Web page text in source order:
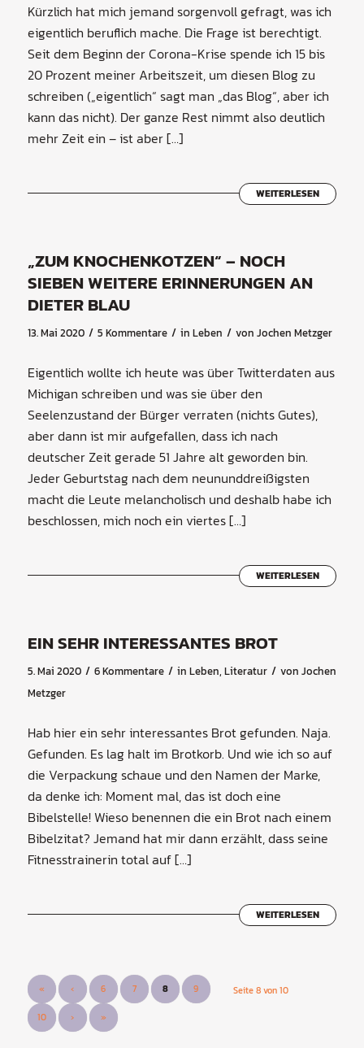
Kürzlich hat mich jemand sorgenvoll gefragt, was ich
eigentlich beruflich mache. Die Frage ist berechtigt.
Seit dem Beginn der Corona-Krise spende ich 15 bis
20 Prozent meiner Arbeitszeit, um diesen Blog zu
schreiben („eigentlich“ sagt man „das Blog“, aber ich
kann das nicht). Der ganze Rest nimmt also deutlich
mehr Zeit ein – ist aber […]
WEITERLESEN
„ZUM KNOCHENKOTZEN“ – NOCH
SIEBEN WEITERE ERINNERUNGEN AN
DIETER BLAU
13. Mai 2020 / 5 Kommentare / in Leben / von Jochen Metzger
Eigentlich wollte ich heute was über Twitterdaten aus
Michigan schreiben und was sie über den
Seelenzustand der Bürger verraten (nichts Gutes),
aber dann ist mir aufgefallen, dass ich nach
deutscher Zeit gerade 51 Jahre alt geworden bin.
Jeder Geburtstag nach dem neununddreißigsten
macht die Leute melancholisch und deshalb habe ich
beschlossen, mich noch ein viertes […]
WEITERLESEN
EIN SEHR INTERESSANTES BROT
5. Mai 2020 / 6 Kommentare / in Leben, Literatur / von Jochen
Metzger
Hab hier ein sehr interessantes Brot gefunden. Naja.
Gefunden. Es lag halt im Brotkorb. Und wie ich so auf
die Verpackung schaue und den Namen der Marke,
da denke ich: Moment mal, das ist doch eine
Bibelstelle! Wieso benennen die ein Brot nach einem
Bibelzitat? Jemand hat mir dann erzählt, dass seine
Fitnesstrainerin total auf […]
WEITERLESEN
Seite 8 von 10
« ‹ 6 7 8 9
10 › »